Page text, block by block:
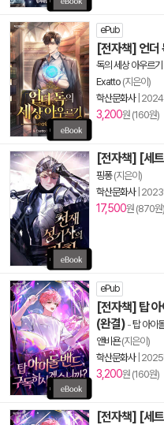
ePub
[전자책] 언더
독의 세상 아우르
Exatto (지은이)
학산문화사| 2024
3,200원 (160원)
[전자책] [세
핑퐁(지은이)
학산문화사| 2023
17,500원 (870원)
ePub
[전자책] 탑
(완결) -탑 아이
앤비욘(지은이)
학산문화사| 2025
3,200원 (160원)
[전자책] [세